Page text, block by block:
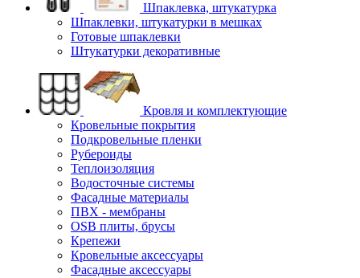
Шпаклевка, штукатурка
Шпаклевки, штукатурки в мешках
Готовые шпаклевки
Штукатурки декоративные
Кровля и комплектующие
Кровельные покрытия
Подкровельные пленки
Рубероиды
Теплоизоляция
Водосточные системы
Фасадные материалы
ПВХ - мембраны
OSB плиты, брусы
Крепежи
Кровельные аксессуары
Фасадные аксессуары